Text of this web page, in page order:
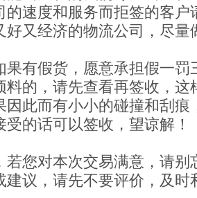
速度和服务而拒签的客户
好又经济的物流公司，尽
果有假货，愿意承担假一
料的，请先查看再签收，
因此而有小小的碰撞和刮
的话可以签收，望谅解！
若您对本次交易满意，请
建议，请先不要评价，及